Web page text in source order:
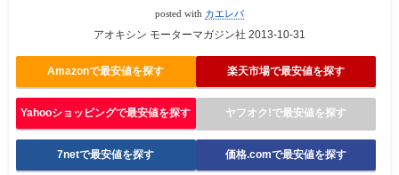
posted with カエレバ
アオキシン モーターマガジン社 2013-10-31
Amazonで最安値を探す 楽天市場で最安値を探す
Yahooショッピングで最安値を探す ヤフオク!で最安値を探す
7netで最安値を探す 価格.comで最安値を探す